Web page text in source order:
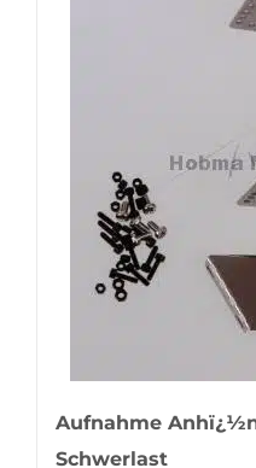
Aufnahme
Schwerlast